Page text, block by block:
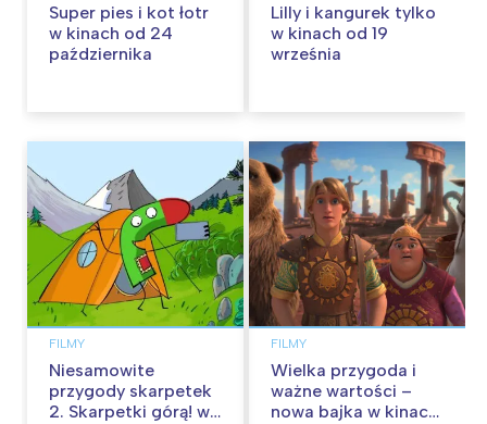
Super pies i kot łotr
w kinach od 24
października
Lilly i kangurek tylko
w kinach od 19
września
FILMY
Niesamowite
przygody skarpetek
2. Skarpetki górą! w
FILMY
Wielka przygoda i
ważne wartości –
nowa bajka w kinach